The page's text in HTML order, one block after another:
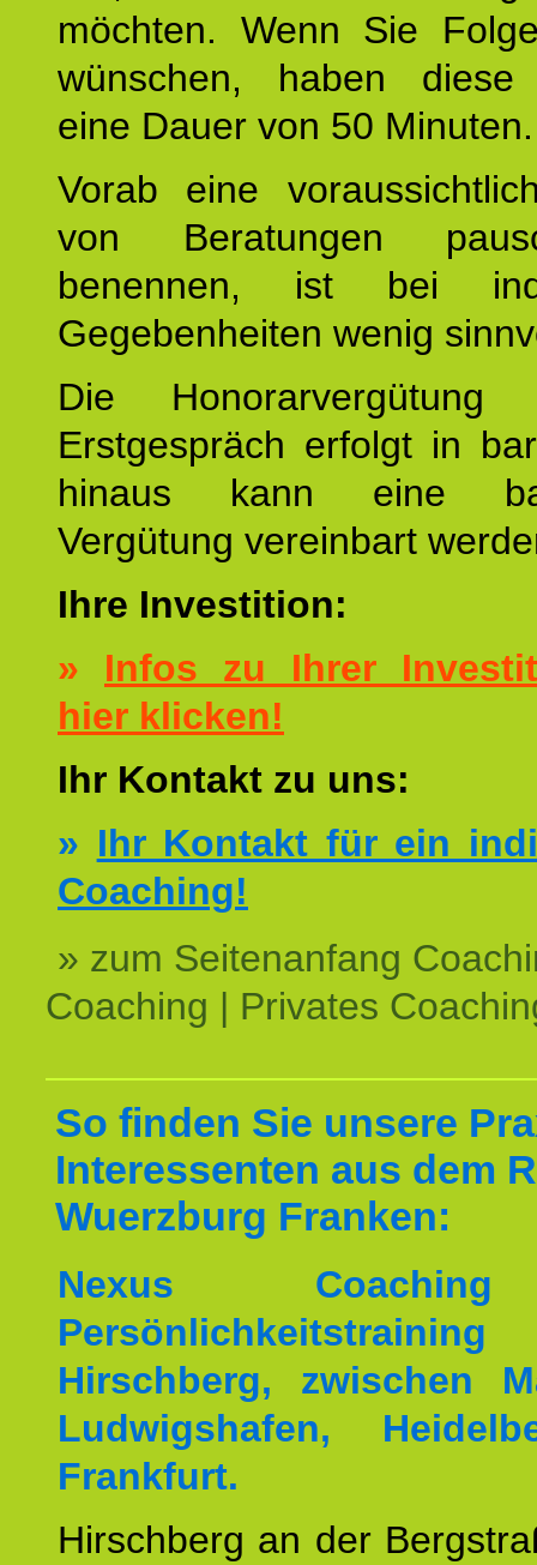
möchten. Wenn Sie
wünschen, haben diese
eine Dauer von 50 Minuten.
Vorab eine
von Beratungen
benennen, ist bei
Gegebenheiten wenig
Die
Erstgespräch erfolgt in
hinaus kann eine
Vergütung vereinbart
Ihre Investition:
» Infos zu Ihrer
hier klicken!
Ihr Kontakt zu uns:
» Ihr Kontakt für ein
Coaching!
» zum Seitenanfang
Coaching | Privates
So finden Sie unsere
Interessenten aus dem
Wuerzburg Franken:
Nexus
Hirschberg, zwischen
Ludwigshafen,
Frankfurt.
Hirschberg an der